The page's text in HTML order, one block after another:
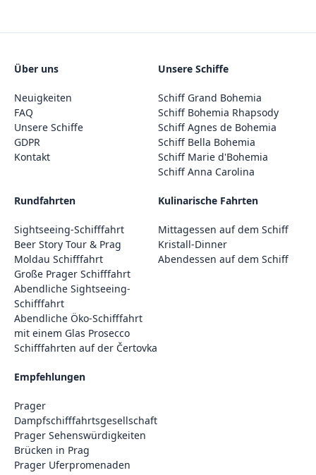
Über uns
Neuigkeiten
FAQ
Unsere Schiffe
GDPR
Kontakt
Unsere Schiffe
Schiff Grand Bohemia
Schiff Bohemia Rhapsody
Schiff Agnes de Bohemia
Schiff Bella Bohemia
Schiff Marie d'Bohemia
Schiff Anna Carolina
Rundfahrten
Sightseeing-Schifffahrt
Beer Story Tour & Prag
Moldau Schifffahrt
Große Prager Schifffahrt
Abendliche Sightseeing-
Schifffahrt
Abendliche Öko-Schifffahrt
mit einem Glas Prosecco
Schifffahrten auf der Čertovka
Kulinarische Fahrten
Mittagessen auf dem Schiff
Kristall-Dinner
Abendessen auf dem Schiff
Empfehlungen
Prager
Dampfschifffahrtsgesellschaft
Prager Sehenswürdigkeiten
Brücken in Prag
Prager Uferpromenaden